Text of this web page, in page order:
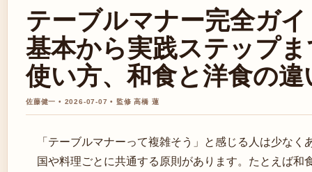
テーブルマナー完全ガ
基本から実践ステップ
使い方、和食と洋食の
佐藤健一 • 2026-07-07 • 監修 高橋 蓮
「テーブルマナーって複雑そう」と感じる人は少な
国や料理ごとに共通する原則があります。たとえば